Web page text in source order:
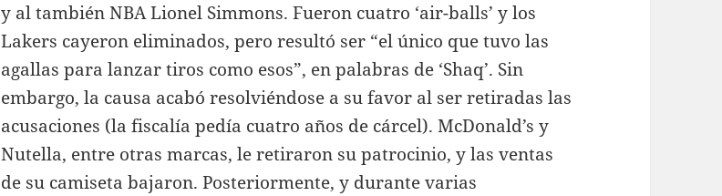
y al también NBA Lionel Simmons. Fueron cuatro ‘air-balls’ y los
Lakers cayeron eliminados, pero resultó ser “el único que tuvo las
agallas para lanzar tiros como esos”, en palabras de ‘Shaq’. Sin
embargo, la causa acabó resolviéndose a su favor al ser retiradas las
acusaciones (la fiscalía pedía cuatro años de cárcel). McDonald’s y
Nutella, entre otras marcas, le retiraron su patrocinio, y las ventas
de su camiseta bajaron. Posteriormente, y durante varias